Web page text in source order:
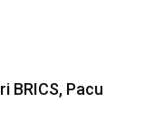
BRICS, Pacu